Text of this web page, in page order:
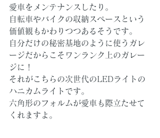
愛車をメンテナンスしたり。
自転車やバイクの収納スペースという
価値観もかわりつつあるそうです。
自分だけの秘密基地のように使うガレ
ージだからこそワンランク上のガレー
ジに！
それがこちらの次世代のLEDライトの
ハニカムライトです。
六角形のフォルムが愛車も際立たせて
くれますよ。